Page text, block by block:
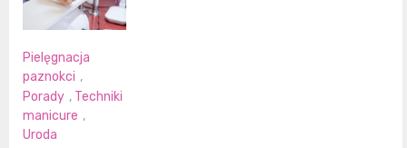
Pielęgnacja
paznokci ,
Porady , Techniki
manicure ,
Uroda